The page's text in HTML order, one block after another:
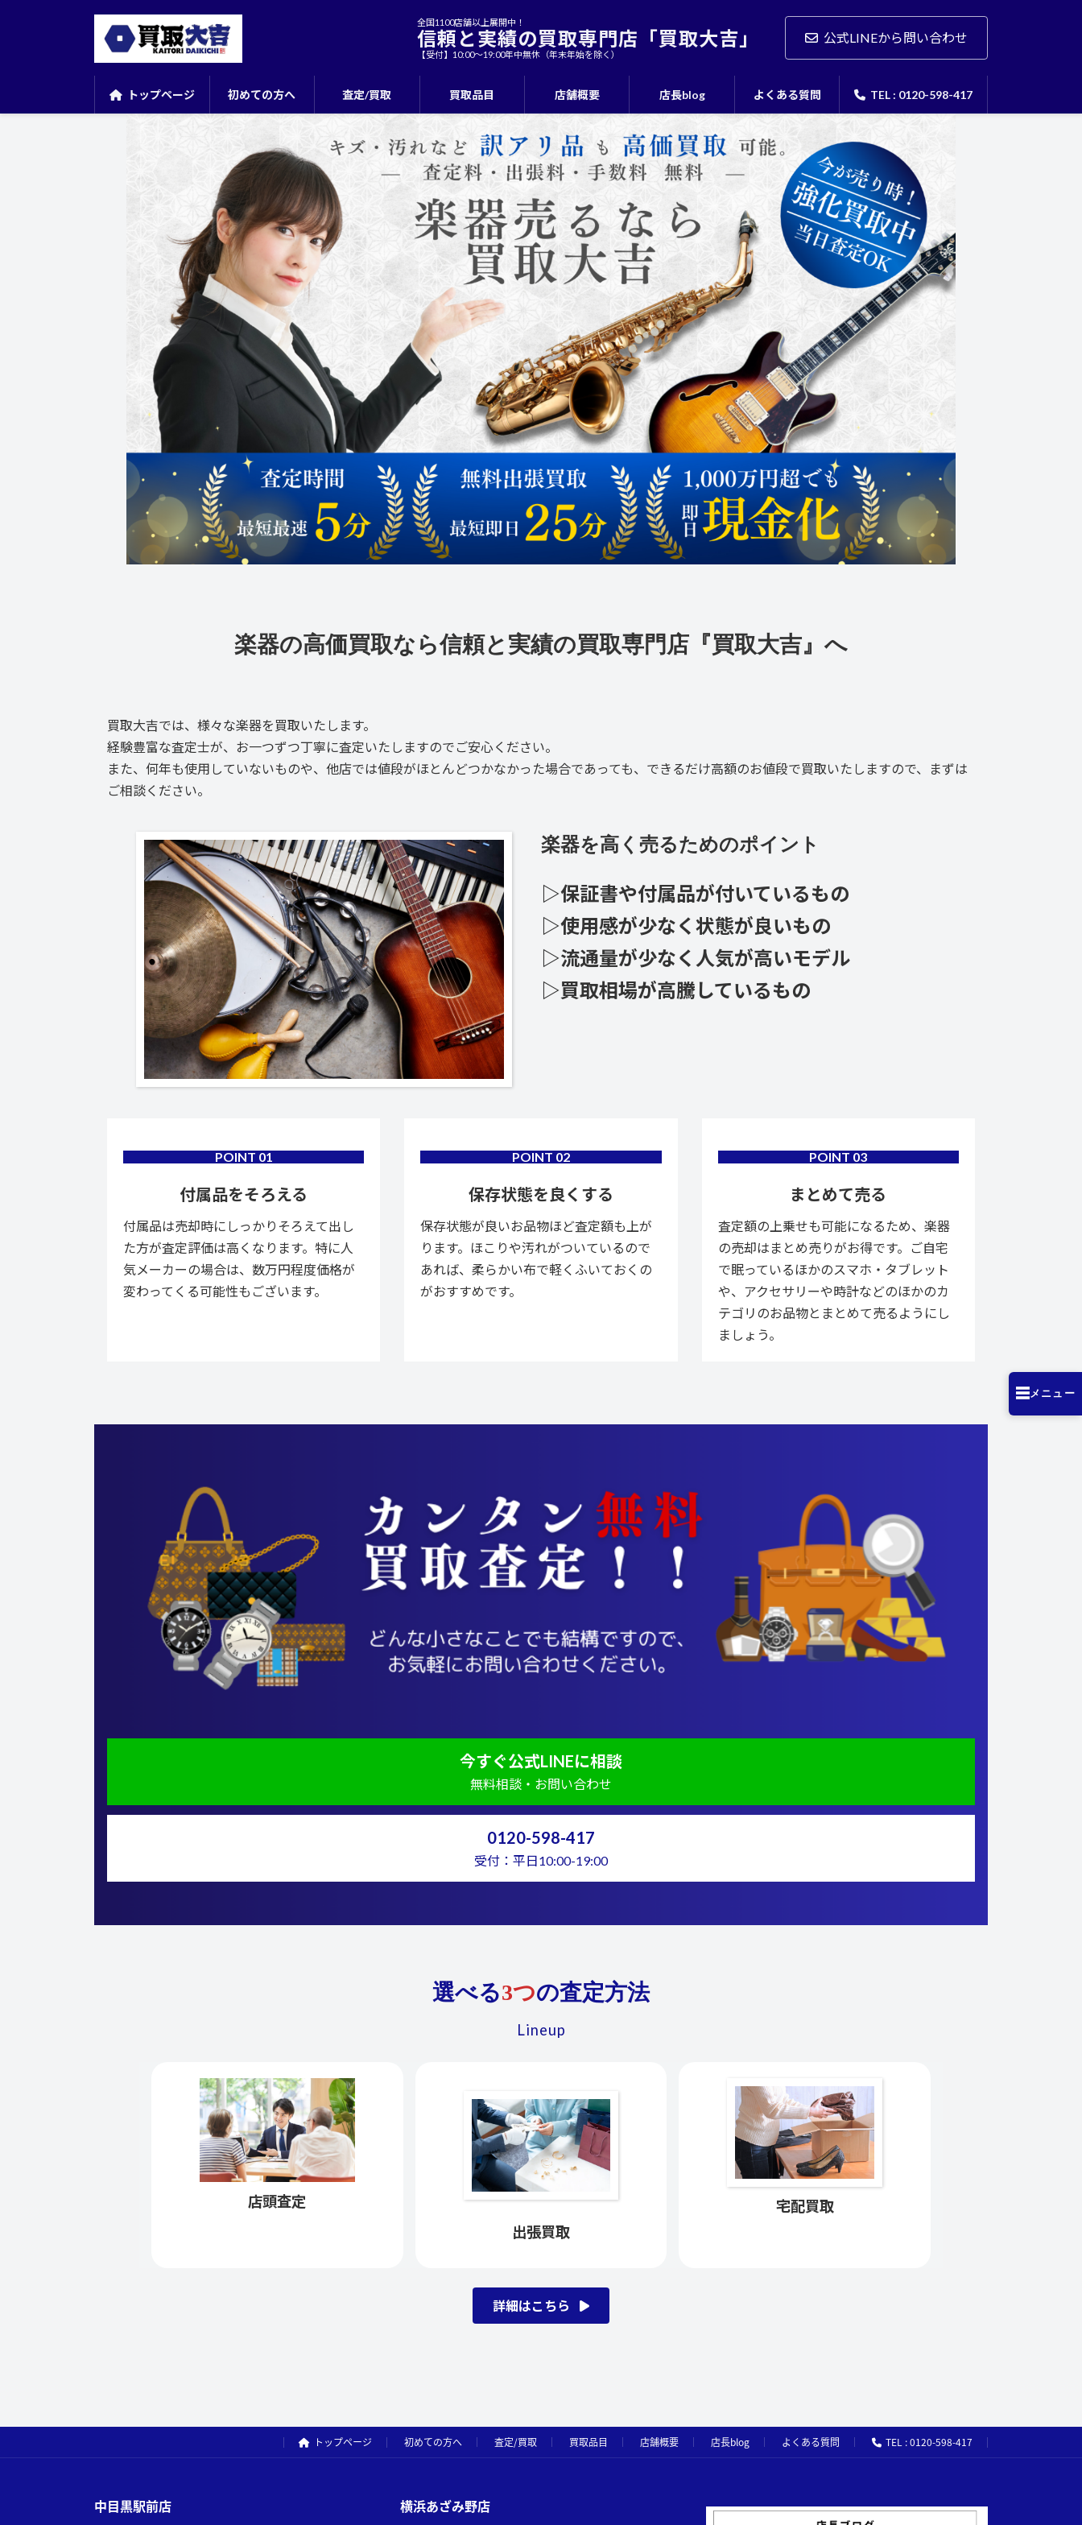
全国1100店舗以上展開中！
信頼と実績の買取専門店「買取大吉」
【受付】10:00〜19:00年中無休（年末年始を除く）
公式LINEから問い合わせ
トップページ 初めての方へ 査定/買取 買取品目 店舗概要 店長blog よくある質問 TEL : 0120-598-417
楽器の高価買取なら信頼と実績の買取専門店『買取大吉』へ
買取大吉では、様々な楽器を買取いたします。
経験豊富な査定士が、お一つずつ丁寧に査定いたしますのでご安心ください。
また、何年も使用していないものや、他店では値段がほとんどつかなかった場合であっても、できるだけ高額のお値段で買取いたしますので、まずは
ご相談ください。
楽器を高く売るためのポイント
▷保証書や付属品が付いているもの
▷使用感が少なく状態が良いもの
▷流通量が少なく人気が高いモデル
▷買取相場が高騰しているもの
POINT 01
付属品をそろえる
付属品は売却時にしっかりそろえて出し
た方が査定評価は高くなります。特に人
気メーカーの場合は、数万円程度価格が
変わってくる可能性もございます。
POINT 02
保存状態を良くする
保存状態が良いお品物ほど査定額も上が
ります。ほこりや汚れがついているので
あれば、柔らかい布で軽くふいておくの
がおすすめです。
POINT 03
まとめて売る
査定額の上乗せも可能になるため、楽器
の売却はまとめ売りがお得です。ご自宅
で眠っているほかのスマホ・タブレット
や、アクセサリーや時計などのほかのカ
テゴリのお品物とまとめて売るようにし
ましょう。
今すぐ公式LINEに相談
無料相談・お問い合わせ
0120-598-417
受付：平日10:00-19:00
選べる3つの査定方法
Lineup
店頭査定
出張買取
宅配買取
詳細はこちら
トップページ 初めての方へ 査定/買取 買取品目 店舗概要 店長blog よくある質問 TEL : 0120-598-417
中目黒駅前店 横浜あざみ野店
☰メニュー